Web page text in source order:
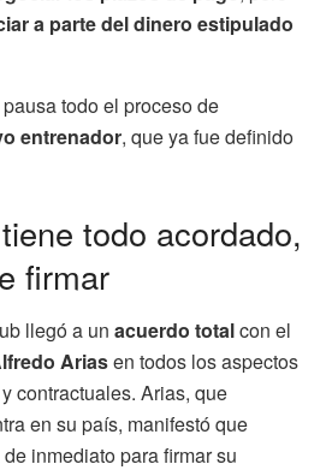
a parte del dinero estipulado
todo el proceso de
entrenador, que ya fue definido
todo acordado,
firmar
llegó a un acuerdo totalcon el
Ariasen todos los aspectos
contractuales. Arias, que
en su país, manifestó que
de inmediato para firmar su